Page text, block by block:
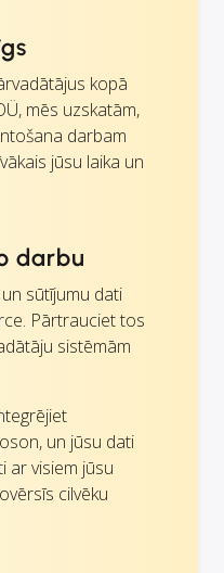
kopā
mēs uzskatām,
darbam
jūsu laika un
darbu
sūtījumu dati
Pārtrauciet tos
sistēmām
un jūsu dati
ar visiem jūsu
cilvēku